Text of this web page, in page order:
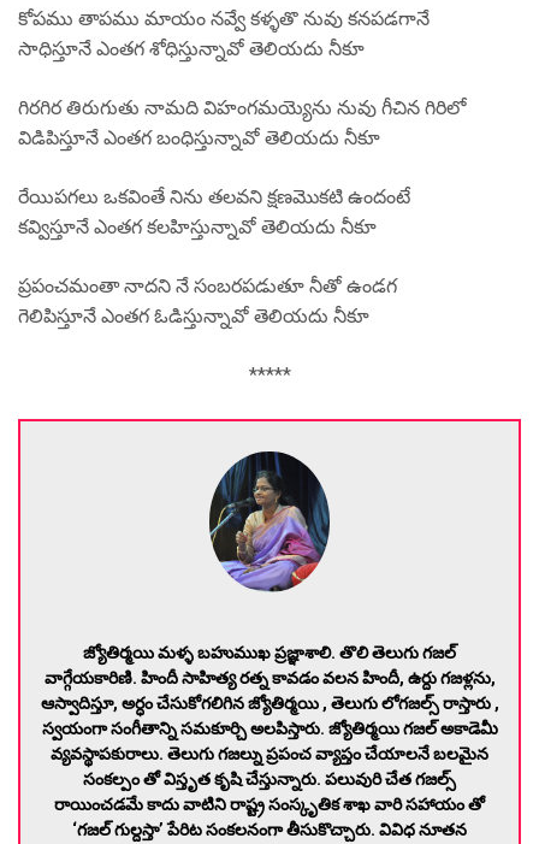
కోపము తాపము మాయం నవ్వే కళ్ళతొ నువు కనపడగానే
సాధిస్తూనే ఎంతగ శోధిస్తున్నావో తెలియదు నీకూ
గిరగిర తిరుగుతు నామది విహంగమయ్యెను నువు గీచిన గిరిలో
విడిపిస్తూనే ఎంతగ బంధిస్తున్నావో తెలియదు నీకూ
రేయిపగలు ఒకవింతే నిను తలవని క్షణమొకటి ఉందంటే
కవ్విస్తూనే ఎంతగ కలహిస్తున్నావో తెలియదు నీకూ
ప్రపంచమంతా నాదని నే సంబరపడుతూ నీతో ఉండగ
గెలిపిస్తూనే ఎంతగ ఓడిస్తున్నావో తెలియదు నీకూ
*****
జ్యోతిర్మయి మళ్ళ బహుముఖ ప్రజ్ఞాశాలి. తొలి తెలుగు గజల్
వాగ్గేయకారిణి. హిందీ సాహిత్య రత్న కావడం వలన హిందీ, ఉర్దు గజళ్లను,
ఆస్వాదిస్తూ, అర్ధం చేసుకోగలిగిన జ్యోతిర్మయి , తెలుగు లోగజల్స్ రాస్తారు ,
స్వయంగా సంగీతాన్ని సమకూర్చి అలపిస్తారు. జ్యోతిర్మయి గజల్ అకాడెమీ
వ్యవస్థాపకురాలు. తెలుగు గజల్ను ప్రపంచ వ్యాప్తం చేయాలనే బలమైన
సంకల్పం తో విస్తృత కృషి చేస్తున్నారు. పలువురి చేత గజల్స్
రాయించడమే కాదు వాటిని రాష్ట్ర సంస్కృతిక శాఖ వారి సహాయం తో
‘గజల్ గుల్దస్తా’ పేరిట సంకలనంగా తీసుకొచ్చారు. వివిధ నూతన